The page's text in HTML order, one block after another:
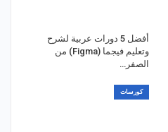
أفضل 5 دورات عربية لشرح
وتعليم فيجما (Figma) من
الصفر…
كورسات